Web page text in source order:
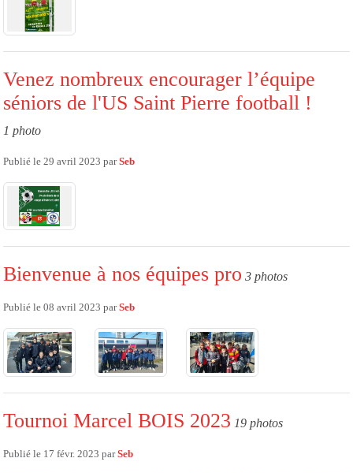
Venez nombreux encourager l’équipe
séniors de l'US Saint Pierre football !
1 photo
Publié le 29 avril 2023 parSeb
Bienvenue à nos équipes pro 3 photos
Publié le 08 avril 2023 parSeb
Tournoi Marcel BOIS 2023 19 photos
Publié le 17 févr. 2023 parSeb